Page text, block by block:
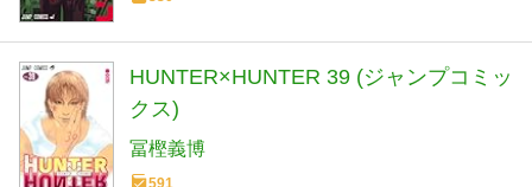
HUNTER×HUNTER 39 (ジャンプコミッ
クス)
冨樫義博
591